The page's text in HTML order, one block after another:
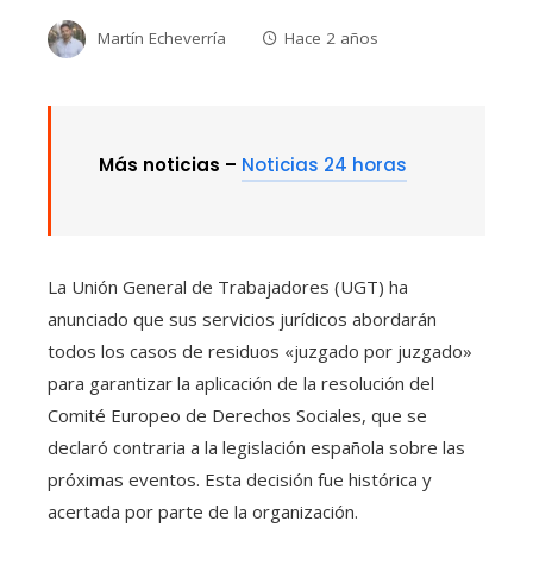
Martín Echeverría Hace 2 años
Más noticias – Noticias 24 horas
La Unión General de Trabajadores (UGT) ha
anunciado que sus servicios jurídicos abordarán
todos los casos de residuos «juzgado por juzgado»
para garantizar la aplicación de la resolución del
Comité Europeo de Derechos Sociales, que se
declaró contraria a la legislación española sobre las
próximas eventos. Esta decisión fue histórica y
acertada por parte de la organización.